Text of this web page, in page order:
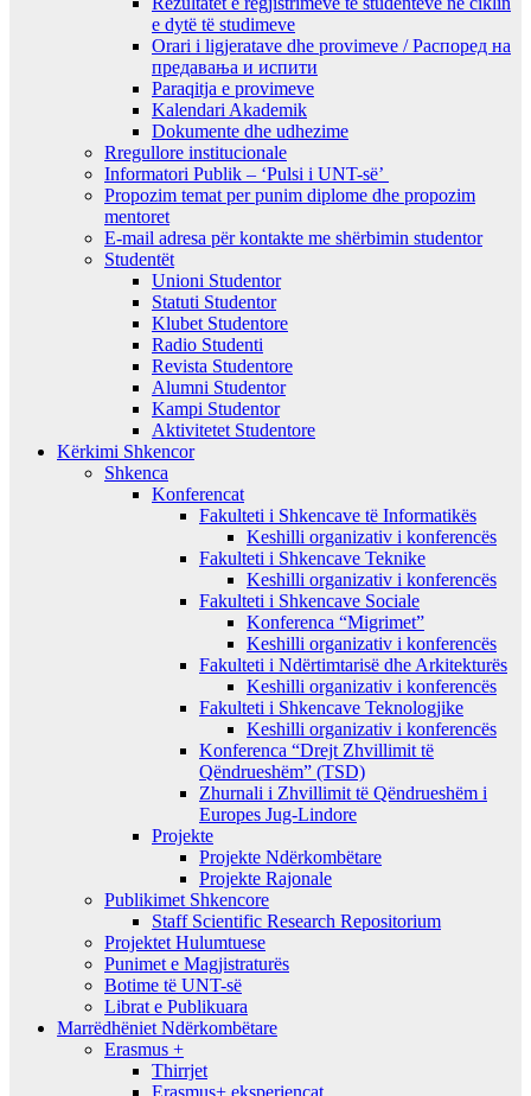
e dytë të studimeve
Orari i ligjeratave dhe provimeve / Распоред на
предавањa и испити
Paraqitja e provimeve
Kalendari Akademik
Dokumente dhe udhezime
Rregullore institucionale
Informatori Publik – ‘Pulsi i UNT-së’
Propozim temat per punim diplome dhe propozim
mentoret
E-mail adresa për kontakte me shërbimin studentor
Studentët
Unioni Studentor
Statuti Studentor
Klubet Studentore
Radio Studenti
Revista Studentore
Alumni Studentor
Kampi Studentor
Aktivitetet Studentore
Kërkimi Shkencor
Shkenca
Konferencat
Fakulteti i Shkencave të Informatikës
Keshilli organizativ i konferencës
Fakulteti i Shkencave Teknike
Keshilli organizativ i konferencës
Fakulteti i Shkencave Sociale
Konferenca “Migrimet”
Keshilli organizativ i konferencës
Fakulteti i Ndërtimtarisë dhe Arkitekturës
Keshilli organizativ i konferencës
Fakulteti i Shkencave Teknologjike
Keshilli organizativ i konferencës
Konferenca “Drejt Zhvillimit të
Qëndrueshëm” (TSD)
Zhurnali i Zhvillimit të Qëndrueshëm i
Europes Jug-Lindore
Projekte
Projekte Ndërkombëtare
Projekte Rajonale
Publikimet Shkencore
Staff Scientific Research Repositorium
Projektet Hulumtuese
Punimet e Magjistraturës
Botime të UNT-së
Librat e Publikuara
Marrëdhëniet Ndërkombëtare
Erasmus +
Thirrjet
Erasmus+ eksperiencat